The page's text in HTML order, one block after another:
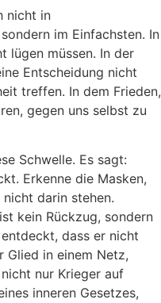
nicht in
im Einfachsten. In
lügen müssen. In der
Entscheidung nicht
treffen. In dem Frieden,
gegen uns selbst zu
Schwelle. Es sagt:
Erkenne die Masken,
darin stehen.
kein Rückzug, sondern
dass er nicht
Glied in einem Netz,
nur Krieger auf
inneren Gesetzes,